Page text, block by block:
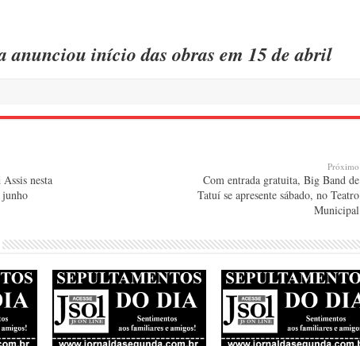
anunciou início das obras em 15 de abril
nesta
Próximo
Com entrada gratuita, Big Band de
Tatuí se apresente sábado, no Teatro
Municipal